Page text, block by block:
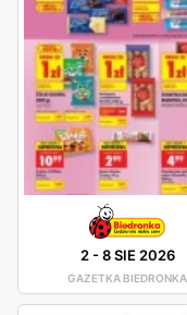
2-8 SIE 2026
GAZETKA BIEDRONKA